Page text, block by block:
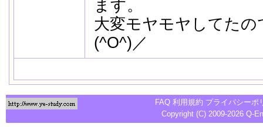
ます。
大変モヤモヤしてた
(^O^)／
FAQ 利用規約 プライバシーポ
Copyright (C) 2009-2026 Q-